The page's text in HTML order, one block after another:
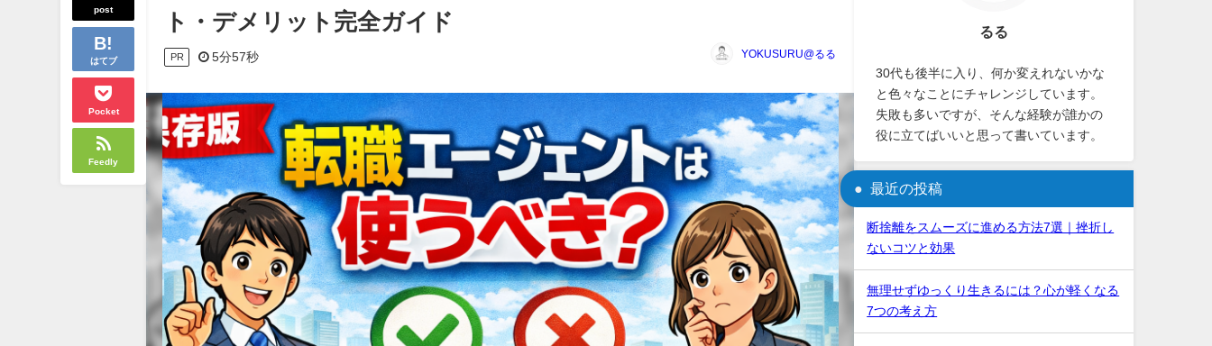
post
はてブ
Pocket
Feedly
ト・デメリット完全ガイド
PR 5分57秒 YOKUSURU@るる
るる
30代も後半に入り、何か変えれないかな
と色々なことにチャレンジしています。
失敗も多いですが、そんな経験が誰かの
役に立てばいいと思って書いています。
最近の投稿
断捨離をスムーズに進める方法7選｜挫折し
ないコツと効果
無理せずゆっくり生きるには？心が軽くなる
7つの考え方